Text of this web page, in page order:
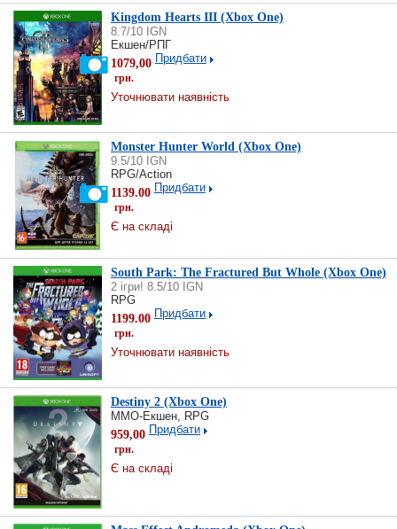
Kingdom Hearts III (Xbox One)
8.7/10 IGN
Екшен/РПГ
1079,00
грн.
Придбати
Уточнювати наявність
Monster Hunter World (Xbox One)
9.5/10 IGN
RPG/Action
1139.00
грн.
Придбати
Є на складі
South Park: The Fractured But Whole (Xbox One)
2 ігри! 8.5/10 IGN
RPG
1199.00
грн.
Придбати
Уточнювати наявність
Destiny 2 (Xbox One)
MMO-Екшен, RPG
959,00
грн.
Придбати
Є на складі